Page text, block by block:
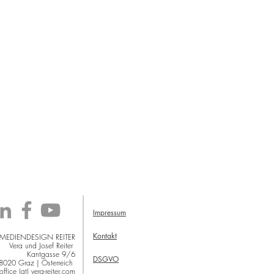
REITER
Vera und Josef Reiter
Kantgasse 9/6
8020 Graz | Österreich
office (at) vera-reiter.com
Impressum
Kontakt
DSGVO